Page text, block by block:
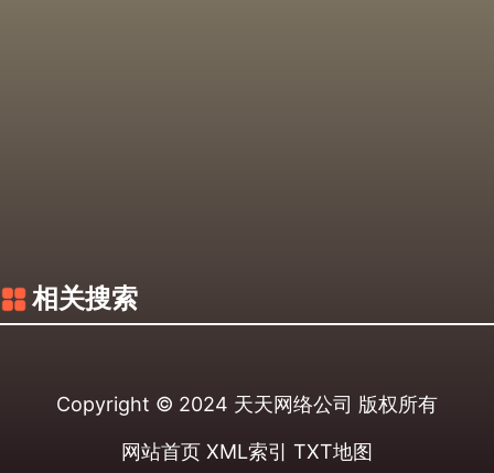
相关搜索
Copyright © 2024 天天网络公司 版权所有
网站首页 XML索引 TXT地图